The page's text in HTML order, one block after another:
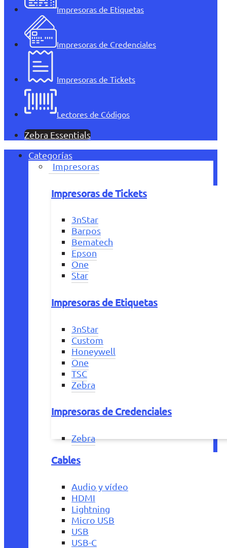
Impresoras de Etiquetas
Impresoras de Credenciales
Impresoras de Tickets
Lectores de Códigos
Zebra Essentials
Categorías
Impresoras
Impresoras de Tickets
3nStar
Barpos
Bematech
Epson
One
Star
Impresoras de Etiquetas
3nStar
Custom
Honeywell
One
TSC
Zebra
Impresoras de Credenciales
Zebra
Cables
Audio y vídeo
HDMI
Lightning
Micro USB
USB
USB-C